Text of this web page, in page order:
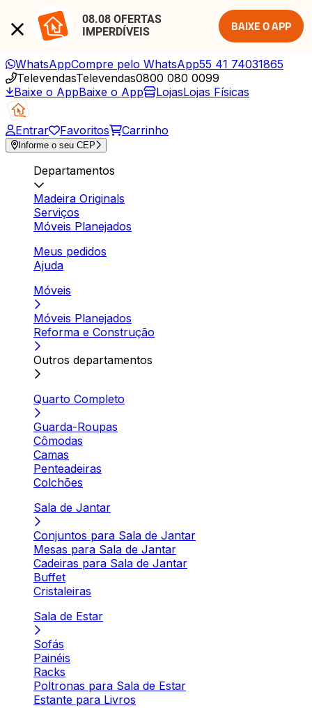
08.08 OFERTAS
IMPERDÍVEIS
BAIXE O APP
WhatsAppCompre pelo WhatsApp55 41 74031865
TelevendasTelevendas0800 080 0099
Baixe o AppBaixe o App LojasLojas Físicas
Entrar Favoritos Carrinho
Informe o seu CEP
Departamentos
Madeira Originals
Serviços
Móveis Planejados
Meus pedidos
Ajuda
Móveis
Móveis Planejados
Reforma e Construção
Outros departamentos
Quarto Completo
Guarda-Roupas
Cômodas
Camas
Penteadeiras
Colchões
Sala de Jantar
Conjuntos para Sala de Jantar
Mesas para Sala de Jantar
Cadeiras para Sala de Jantar
Buffet
Cristaleiras
Sala de Estar
Sofás
Painéis
Racks
Poltronas para Sala de Estar
Estante para Livros